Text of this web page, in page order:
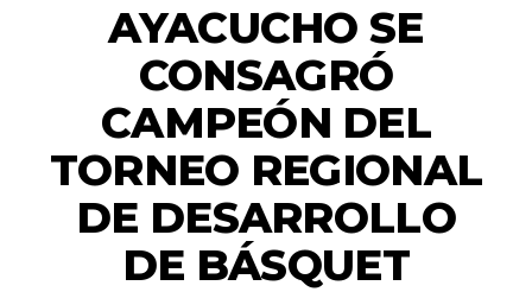
AYACUCHO SE
CONSAGRÓ
CAMPEÓN DEL
TORNEO REGIONAL
DE DESARROLLO
DE BÁSQUET